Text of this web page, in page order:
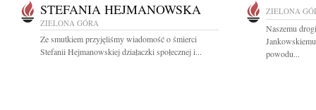
STEFANIA HEJMANOWSKA
ZIELONA GÓRA
Ze smutkiem przyjęliśmy wiadomość o śmierci
Stefanii Hejmanowskiej działaczki społecznej i...
ZIELONA
Naszemu
powodu...